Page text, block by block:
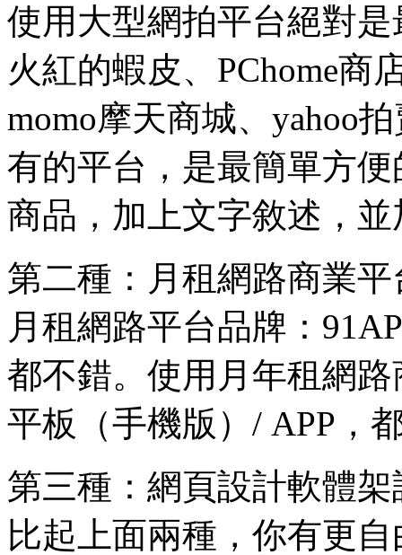
使用大型網拍平台絕對
火紅的蝦皮、PChome商
momo摩天商城、yahoo
有的平台，是最簡單方
商品，加上文字敘述，
第二種：月租網路商業平
月租網路平台品牌：
都不錯。使用月年租網
平板（手機版）/ APP，
第三種：網頁設計軟體架
比起上面兩種，你有更